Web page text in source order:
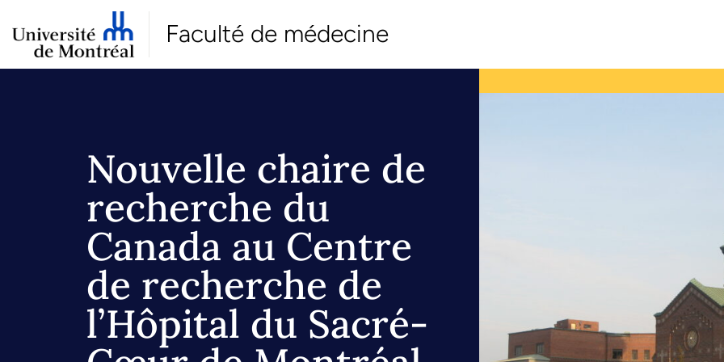
Faculté de médecine
Nouvelle chaire de
recherche du
Canada au Centre
de recherche de
l’Hôpital du Sacré-